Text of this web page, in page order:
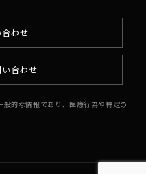
わせ
合わせ
的な情報であり、医療行為や特定の